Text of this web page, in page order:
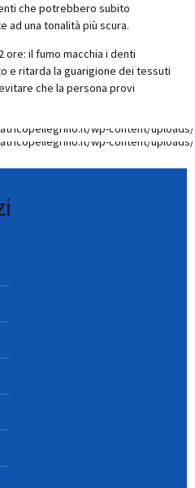
che potrebbero subito
ad una tonalità più scura.
ore: il fumo macchia i denti
e ritarda la guarigione dei tessuti
che la persona provi